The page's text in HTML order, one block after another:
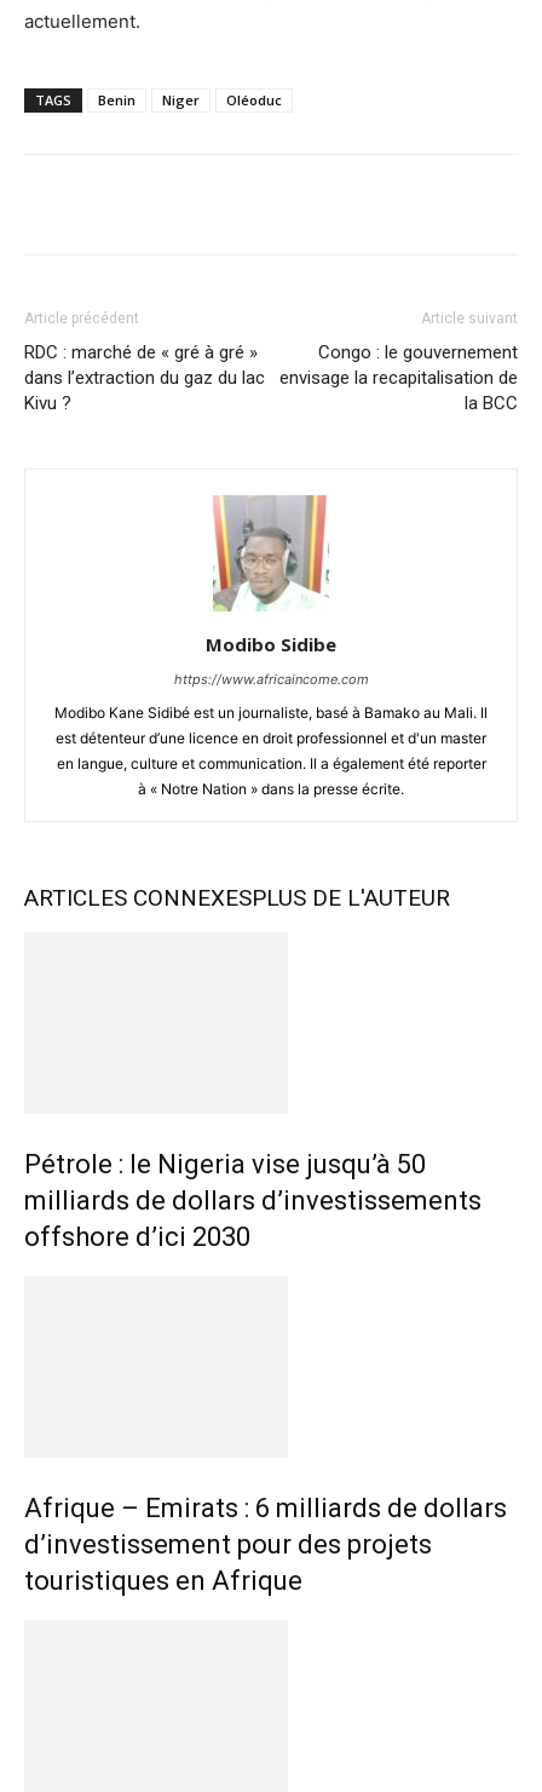
actuellement.
TAGS Benin Niger Oléoduc
Article précédent
RDC : marché de « gré à gré »
dans l’extraction du gaz du lac
Kivu ?
Article suivant
Congo : le gouvernement
envisage la recapitalisation de
la BCC
Modibo Sidibe
https://www.africaincome.com
Modibo Kane Sidibé est un journaliste, basé à Bamako au Mali. Il
est détenteur d’une licence en droit professionnel et d'un master
en langue, culture et communication. Il a également été reporter
à « Notre Nation » dans la presse écrite.
ARTICLES CONNEXESPLUS DE L'AUTEUR
Pétrole : le Nigeria vise jusqu’à 50
milliards de dollars d’investissements
offshore d’ici 2030
Afrique – Emirats : 6 milliards de dollars
d’investissement pour des projets
touristiques en Afrique